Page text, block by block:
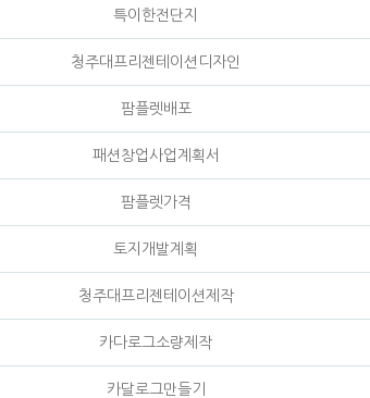
특이한전단지
청주대프리젠테이션디자인
팜플렛배포
패션창업사업계획서
팜플렛가격
토지개발계획
청주대프리젠테이션제작
카다로그소량제작
카달로그만들기